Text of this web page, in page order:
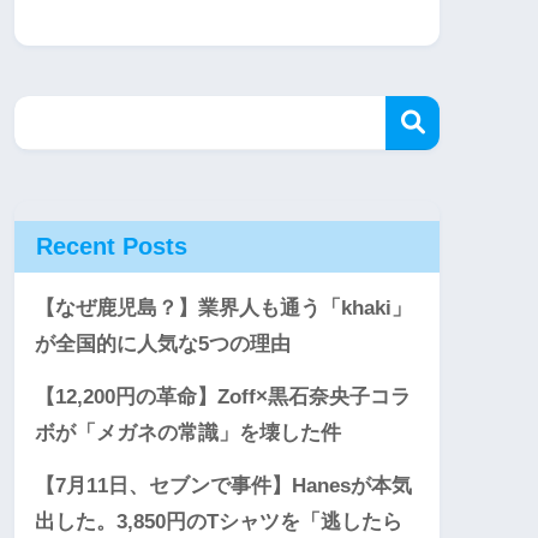
Recent Posts
【なぜ鹿児島？】業界人も通う「khaki」
が全国的に人気な5つの理由
【12,200円の革命】Zoff×黒石奈央子コラ
ボが「メガネの常識」を壊した件
【7月11日、セブンで事件】Hanesが本気
出した。3,850円のTシャツを「逃したら